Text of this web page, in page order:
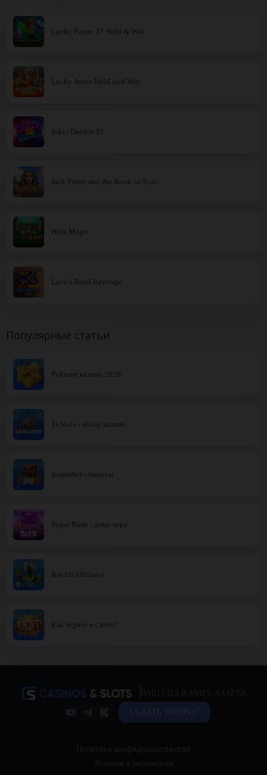
Lucky Easter 27 Hold & Win
Lucky Arena Hold And Win
Joker Double 81
Jack Potter and the Book of Teos
Hula Magic
Luca’s Band Revenge
Популярные статьи
Рейтинг казино 2026
1xSlots - обзор казино
Jvspinbet - бонусы
Sugar Rush - демо игра
RioAff Affiliates
Как играть в слоты?
ЗАДАТЬ ВОПРОС
Политика конфиденциальности
Условия и положения